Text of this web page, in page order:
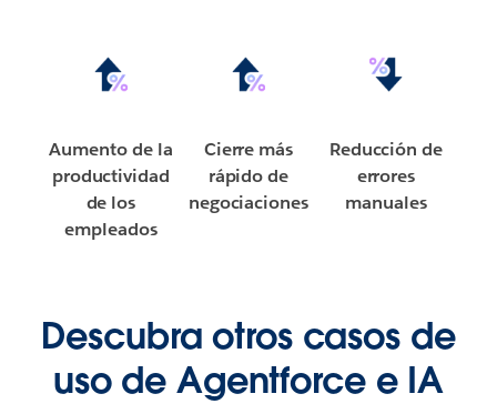
Aumento de la
productividad
de los
empleados
Cierre más
rápido de
negociaciones
Reducción de
errores
manuales
Descubra otros casos de
uso de Agentforce e IA